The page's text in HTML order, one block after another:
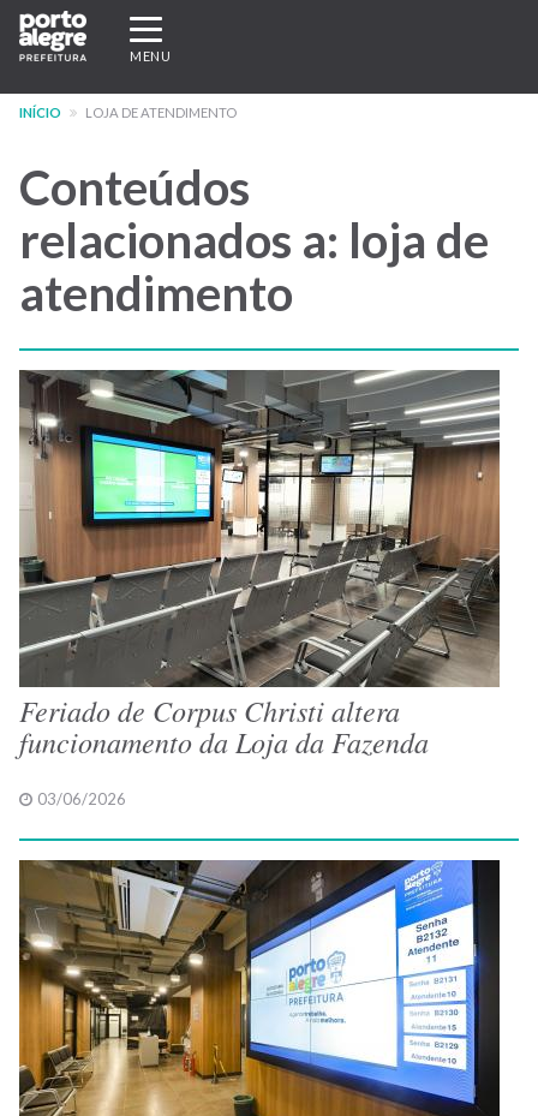
Pular
para
conteúdo
Expandir/recolher
navegação
MENU
INÍCIO LOJA DE ATENDIMENTO
Conteúdos
relacionados a: loja de
atendimento
Feriado de Corpus Christi altera
funcionamento da Loja da Fazenda
03/06/2026